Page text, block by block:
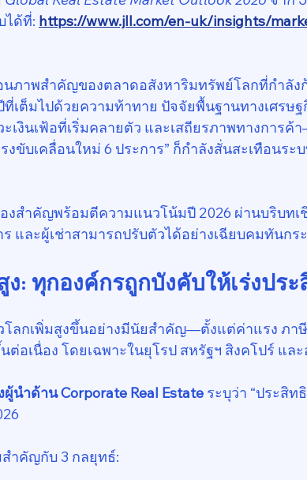
ได้ที่: https://www.jll.com/en-uk/insights/
ภาพสำคัญของตลาดอสังหาริมทรัพย์โลกที่กำลังก้
ที่เต็มไปด้วยความท้าทาย ปัจจัยพื้นฐานทางเศรษ
เงินเฟ้อที่เริ่มคลายตัว และเสถียรภาพทางการค้
ขับเคลื่อนใหม่ 6 ประการ” ก็กำลังสั่นสะเทือนระ
สำคัญพร้อมตีความแนวโน้มปี 2026 ผ่านบริบทเ
และผู้เช่าสามารถปรับตัวได้อย่างเฉียบคมทันกร
: ทุกองค์กรถูกบังคับให้เร่งปร
ลกเพิ่มสูงขึ้นอย่างมีนัยสำคัญ—ตั้งแต่ค่าแรง ภาษี
ต่อเนื่อง โดยเฉพาะในยุโรป สหรัฐฯ สิงคโปร์ และ
ผู้นำด้าน Corporate Real Estate ระบุว่า “ประสิท
ำคัญกับ 3 กลยุทธ์: